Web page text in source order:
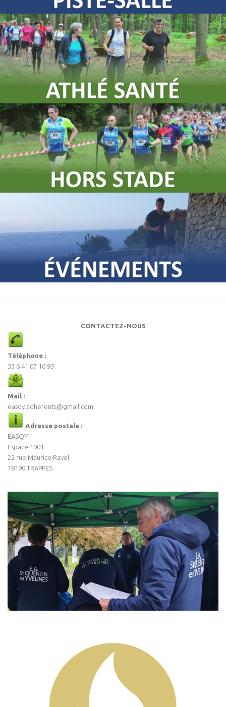
CONTACTEZ-NOUS
Téléphone :
33 6 41 07 16 93
Mail :
easqy.adherents@gmail.com
Adresse postale :
EASQY
Espace 1901
22 rue Maurice Ravel
78190 TRAPPES